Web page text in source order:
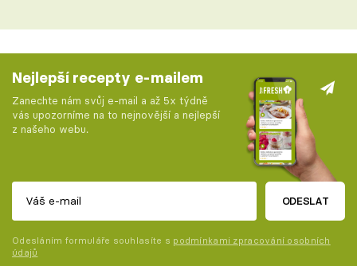
Nejlepší recepty e-mailem
Zanechte nám svůj e-mail a až 5x týdně
vás upozorníme na to nejnovější a nejlepší
z našeho webu.
ODESLAT
Odesláním formuláře souhlasíte s podmínkami zpracování osobních
údajů